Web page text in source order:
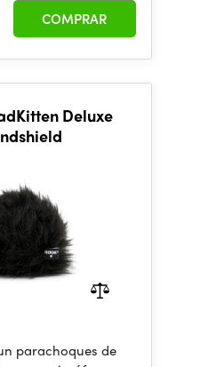
COMPRAR
Deluxe
parachoques de